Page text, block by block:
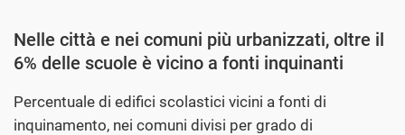
Nelle città e nei comuni più urbanizzati, oltre il
6% delle scuole è vicino a fonti inquinanti
Percentuale di edifici scolastici vicini a fonti di
inquinamento, nei comuni divisi per grado di